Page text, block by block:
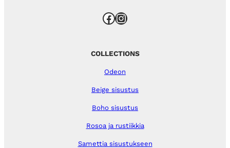
Facebook Instagram
COLLECTIONS
Odeon
Beige sisustus
Boho sisustus
Rosoa ja rustiikkia
Samettia sisustukseen